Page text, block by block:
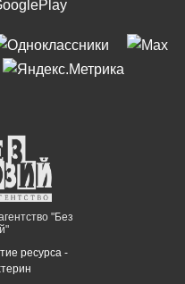
"Без
ресурса -